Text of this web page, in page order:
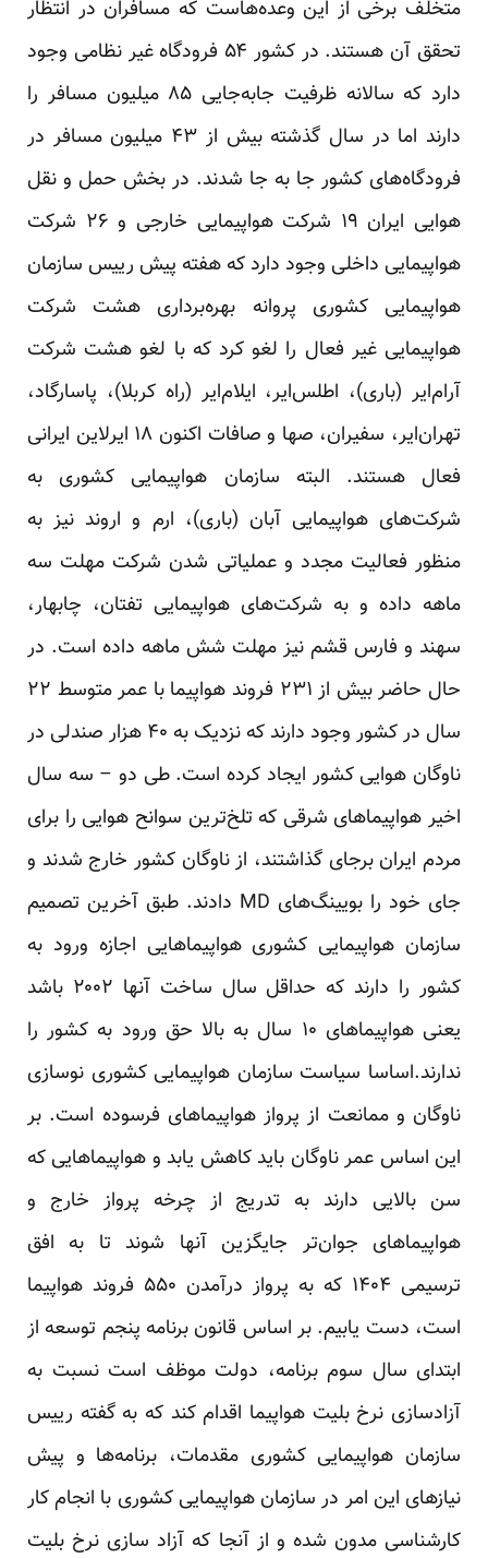
متخلف برخی از این وعده‌هاست که مسافران در انتظار
تحقق آن هستند. در کشور ۵۴ فرودگاه غیر نظامی وجود
دارد که سالانه ظرفیت جابه‌جایی ۸۵ میلیون مسافر را
دارند اما در سال گذشته بیش از ۴۳ میلیون مسافر در
فرودگاه‌های کشور جا به جا شدند. در بخش حمل و نقل
هوایی ایران ۱۹ شرکت هواپیمایی خارجی و ۲۶ شرکت
هواپیمایی داخلی وجود دارد که هفته پیش رییس سازمان
هواپیمایی کشوری پروانه بهره‌برداری هشت شرکت
هواپیمایی غیر فعال را لغو کرد که با لغو هشت شرکت
آرام‌ایر (باری)، اطلس‌ایر، ایلام‌ایر (راه کربلا)، پاسارگاد،
تهران‌ایر، سفیران، صها و صافات اکنون ۱۸ ایرلاین ایرانی
فعال هستند. البته سازمان هواپیمایی کشوری به
شرکت‌های هواپیمایی آبان (باری)، ارم و اروند نیز به
منظور فعالیت مجدد و عملیاتی شدن شرکت مهلت سه
ماهه داده و به شرکت‌های هواپیمایی تفتان، چابهار،
سهند و فارس قشم نیز مهلت شش ماهه داده است. در
حال حاضر بیش از ۲۳۱ فروند هواپیما با عمر متوسط ۲۲
سال در کشور وجود دارند که نزدیک به ۴۰ هزار صندلی در
ناوگان هوایی کشور ایجاد کرده است. طی دو – سه سال
اخیر هواپیماهای شرقی که تلخ‌ترین سوانح هوایی را برای
مردم ایران برجای گذاشتند، از ناوگان کشور خارج شدند و
جای خود را بویینگ‌های MD دادند. طبق آخرین تصمیم
سازمان هواپیمایی کشوری هواپیماهایی اجازه ورود به
کشور را دارند که حداقل سال ساخت آنها ۲۰۰۲ باشد
یعنی هواپیماهای ۱۰ سال به بالا حق ورود به کشور را
ندارند.اساسا سیاست سازمان هواپیمایی کشوری نوسازی
ناوگان و ممانعت از پرواز هواپیماهای فرسوده است. بر
این اساس عمر ناوگان باید کاهش یابد و هواپیماهایی که
سن بالایی دارند به تدریج از چرخه پرواز خارج و
هواپیماهای جوان‌تر جایگزین آنها شوند تا به افق
ترسیمی ۱۴۰۴ که به پرواز درآمدن ۵۵۰ فروند هواپیما
است، دست یابیم. بر اساس قانون برنامه پنجم توسعه از
ابتدای سال سوم برنامه، دولت موظف است نسبت به
آزادسازی نرخ بلیت هواپیما اقدام کند که به گفته رییس
سازمان هواپیمایی کشوری مقدمات، برنامه‌ها و پیش
نیازهای این امر در سازمان هواپیمایی کشوری با انجام کار
کارشناسی مدون شده و از آنجا که آزاد سازی نرخ بلیت